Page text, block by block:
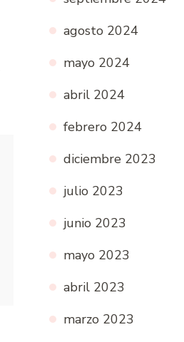
agosto 2024
mayo 2024
abril 2024
febrero 2024
diciembre 2023
julio 2023
junio 2023
mayo 2023
abril 2023
marzo 2023